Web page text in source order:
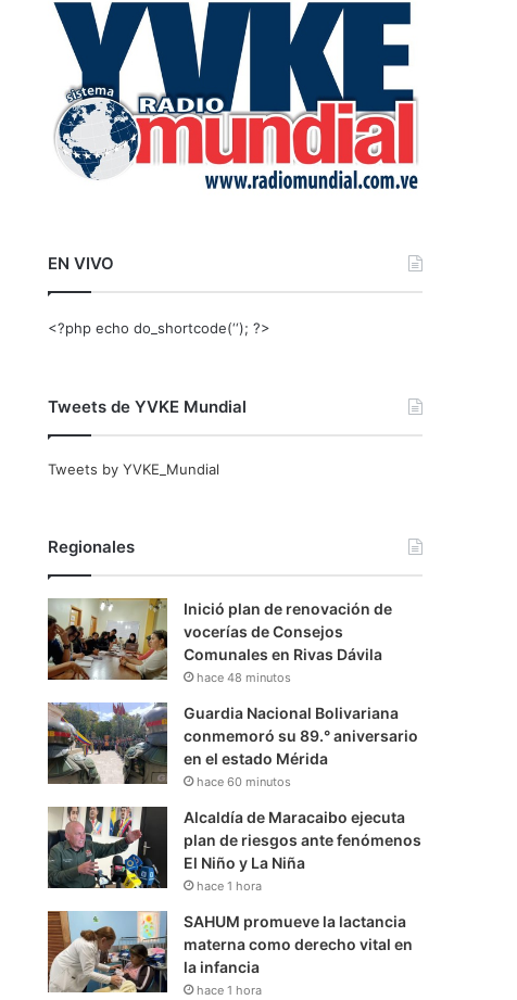
r
EN VIVO
<?php echo do_shortcode(‘‘); ?>
Tweets de YVKE Mundial
Tweets by YVKE_Mundial
Regionales
Inició plan de renovación de
vocerías de Consejos
Comunales en Rivas Dávila
hace 48 minutos
Guardia Nacional Bolivariana
conmemoró su 89.° aniversario
en el estado Mérida
hace 60 minutos
Alcaldía de Maracaibo ejecuta
plan de riesgos ante fenómenos
El Niño y La Niña
hace 1 hora
SAHUM promueve la lactancia
materna como derecho vital en
la infancia
hace 1 hora